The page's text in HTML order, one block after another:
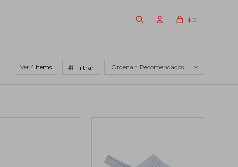
$ 0
Ver Recomendados